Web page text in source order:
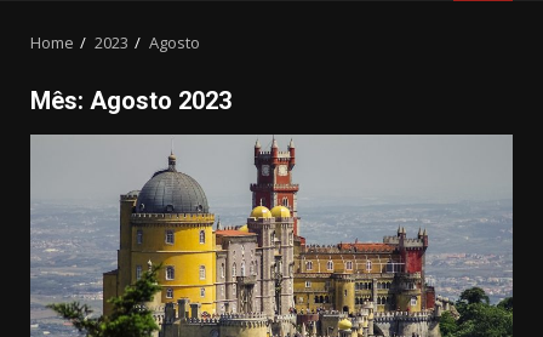
Home 2023 Agosto
Mês: Agosto 2023